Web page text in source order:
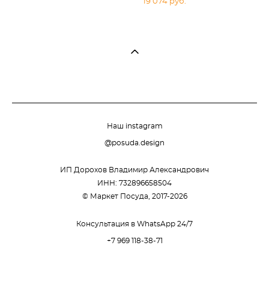
Наш instagram
@posuda.design
ИП Дорохов Владимир Александрович
ИНН: 732896658504
© Маркет Посуда, 2017-2026
Консультация в WhatsApp 24/7
+7 969 118-38-71